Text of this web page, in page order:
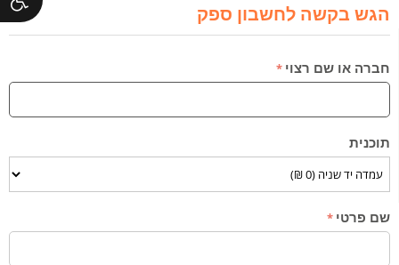
הגש בקשה לחשבון ספק
חברה או שם רצוי
תוכנית
שם פרטי